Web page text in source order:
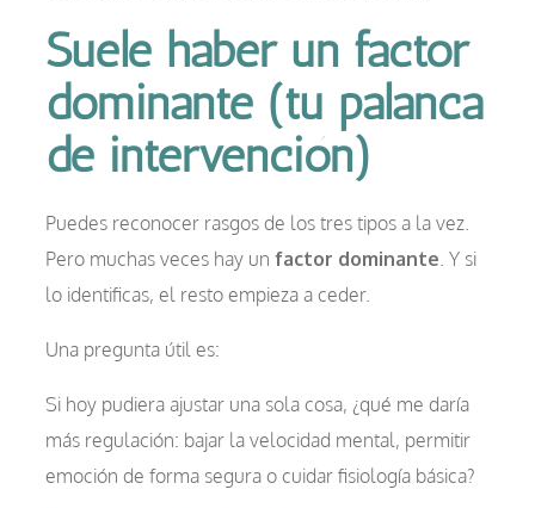
Suele haber un factor
dominante (tu palanca
de intervención)
Puedes reconocer rasgos de los tres tipos a la vez.
Pero muchas veces hay un factor dominante . Y si
lo identificas, el resto empieza a ceder.
Una pregunta útil es:
Si hoy pudiera ajustar una sola cosa, ¿qué me daría
más regulación: bajar la velocidad mental, permitir
emoción de forma segura o cuidar fisiología básica?